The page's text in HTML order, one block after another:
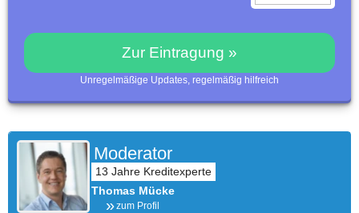
Zur Eintragung »
Unregelmäßige Updates, regelmäßig hilfreich
Moderator
Thomas Mücke
zum Profil